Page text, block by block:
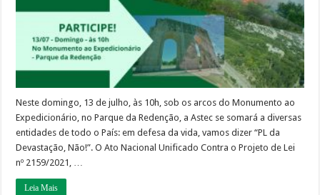
DO
ATO
Neste domingo, 13 de julho, às 10h, sob os arcos do Monumento ao
Expedicionário, no Parque da Redenção, a Astec se somará a diversas
entidades de todo o País: em defesa da vida, vamos dizer “PL da
Devastação, Não!”. O Ato Nacional Unificado Contra o Projeto de Lei
nº 2159/2021, …
Leia Mais